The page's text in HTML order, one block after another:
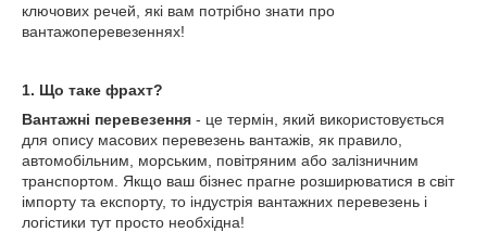
ключових речей, які вам потрібно знати про
вантажоперевезеннях!
1. Що таке фрахт?
Вантажні перевезення - це термін, який використовується
для опису масових перевезень вантажів, як правило,
автомобільним, морським, повітряним або залізничним
транспортом. Якщо ваш бізнес прагне розширюватися в світ
імпорту та експорту, то індустрія вантажних перевезень і
логістики тут просто необхідна!